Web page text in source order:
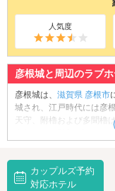
人気度
彦根城と周辺のラブ
彦根城は、 滋賀県 彦根市
城され、江戸時代には彦
天守、附櫓および多聞櫓
されている5城の内のひ
しまれています。また、
り、3月中旬から下旬にか
す。その他、池泉回遊式庭
カップルズ予約
対応ホテル